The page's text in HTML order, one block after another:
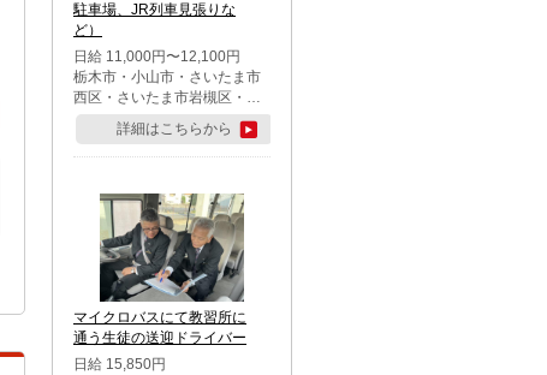
駐車場、JR列車見張りな
ど）
日給 11,000円〜12,100円
栃木市・小山市・さいたま市
西区・さいたま市岩槻区・久
喜市・蓮田市
詳細はこちらから
マイクロバスにて教習所に
通う生徒の送迎ドライバー
日給 15,850円